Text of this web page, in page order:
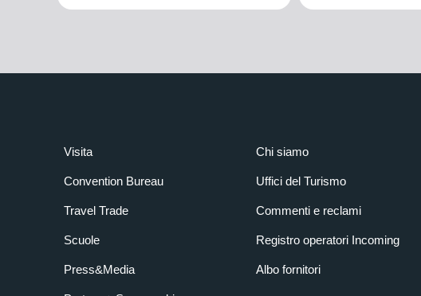
Visita
Convention Bureau
Travel Trade
Scuole
Press&Media
Chi siamo
Uffici del Turismo
Commenti e reclami
Registro operatori Incoming
Albo fornitori